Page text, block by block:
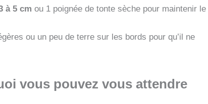
à 5 cm ou 1 poignée de tonte sèche pour maintenir le
ou un peu de terre sur les bords pour qu’il ne
vous pouvez vous attendre